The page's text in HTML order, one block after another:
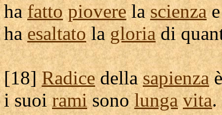
hafatto pioverelascienza
haesaltatolagloriadi
[18]Radicedellasapienza
i suoiramisonolunga vita.